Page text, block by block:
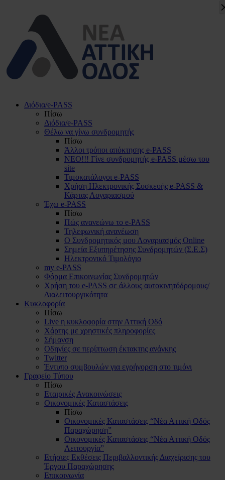
Διόδια/e-PASS
Πίσω
Διόδια/e-PASS
Θέλω να γίνω συνδρομητής
Πίσω
Άλλοι τρόποι απόκτησης e-PASS
ΝΕΟ!!! Γίνε συνδρομητής e-PASS μέσω του
site
Τιμοκατάλογοι e-PASS
Χρήση Ηλεκτρονικής Συσκευής e-PASS &
Κάρτας Λογαριασμού
Έχω e-PASS
Πίσω
Πώς ανανεώνω το e-PASS
Τηλεφωνική ανανέωση
Ο Συνδρομητικός μου Λογαριασμός Online
Σημεία Εξυπηρέτησης Συνδρομητών (Σ.Ε.Σ)
Ηλεκτρονικό Τιμολόγιο
my e-PASS
Φόρμα Επικοινωνίας Συνδρομητών
Χρήση του e-PASS σε άλλους αυτοκινητόδρομους/
Διαλειτουργικότητα
Κυκλοφορία
Πίσω
Live η κυκλοφορία στην Αττική Οδό
Χάρτης με χρηστικές πληροφορίες
Σήμανση
Οδηγίες σε περίπτωση έκτακτης ανάγκης
Twitter
Έντυπο συμβουλών για εγρήγορση στο τιμόνι
Γραφείο Τύπου
Πίσω
Εταιρικές Ανακοινώσεις
Οικονομικές Καταστάσεις
Πίσω
Οικονομικές Καταστάσεις “Νέα Αττική Οδός
Παραχώρηση”
Οικονομικές Καταστάσεις “Νέα Αττική Οδός
Λειτουργία”
Ετήσιες Εκθέσεις Περιβαλλοντικής Διαχείρισης του
Έργου Παραχώρησης
Επικοινωνία